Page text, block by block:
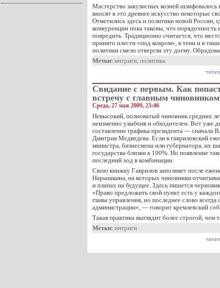
Мастерство закулисных козней
вносят в это древнее искусство некоторые
Отметились здесь и политики новой России,
конкуренции пока таковы, что порядочность
повредить. Традиционно считается, что
принято плести «под ковром», в тени и в
политики смело отвергли эту догму.
Метки: интриги, политика
Свидание с первым. Как
встречу с главным чиновником
Среда, 27 мая 2009, 23:46
Невысокий, полноватый чиновник средних
неизменно улыбчив и обходителен. Вот уже
составление графика президента — сначала
Дмитрия Медведева. Если в гавриловский
министра, бизнесмена или губернатора, их
государства близки к 100%. Но появление
последний ход в комбинации.
Свою книжку Гаврилов заполняет после
Нарышкина, на которых чиновники
и планах на будущее. Здесь пишется
«Право предложить свой пункт есть у
главы управления, но последнее слово всегда
администрации», — говорит кремлевский
Такая практика выглядит более строгой,
Метки: интриги